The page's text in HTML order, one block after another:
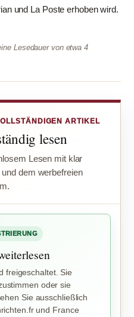
und La Poste erhoben wird.
Lesedauer von etwa 4
ARTIKEL
lesen
Lesen mit klar
dem werbefreien
freigeschaltet. Sie
oder sie
Sie ausschließlich
und France